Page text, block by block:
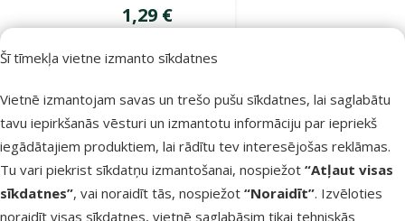
Šī tīmekļa vietne izmanto sīkdatnes
Vietnē izmantojam savas un trešo pušu sīkdatnes, lai saglabātu
tavu iepirkšanās vēsturi un izmantotu informāciju par iepriekš
iegādātajiem produktiem, lai rādītu tev interesējošas reklāmas.
Tu vari piekrist sīkdatņu izmantošanai, nospiežot “Atļaut visas
sīkdatnes”, vai noraidīt tās, nospiežot “Noraidīt”. Izvēloties
noraidīt visas sīkdatnes, vietnē saglabāsim tikai tehniskās
Cena
1,29 €
Noliktavā
Tualete
grauzējiem –
TRIXIE Corner
Atsauksmes 0%